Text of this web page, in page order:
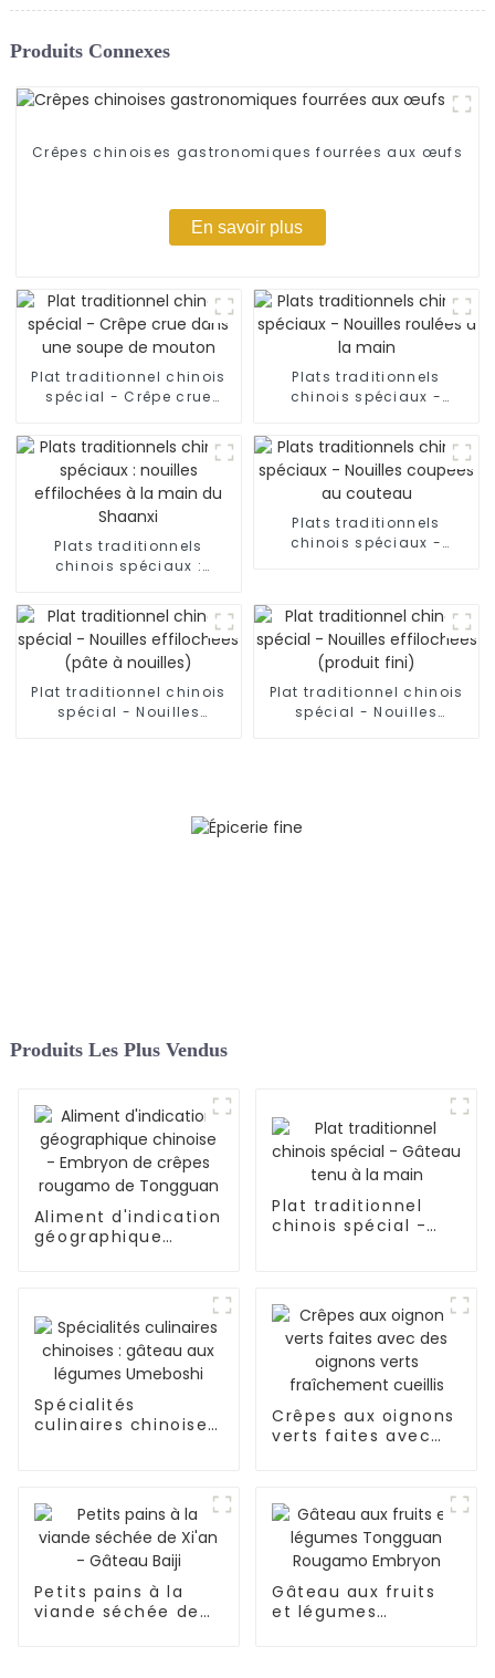
Produits Connexes
Crêpes chinoises gastronomiques fourrées aux œufs
En savoir plus
Plat traditionnel chinois
spécial - Crêpe crue
mouton
Plats traditionnels
chinois spéciaux -
main
Plats traditionnels
chinois spéciaux :
main du Shaanxi
Plats traditionnels
chinois spéciaux -
Plat traditionnel chinois
spécial - Nouilles
Plat traditionnel chinois
spécial - Nouilles
Produits Les Plus Vendus
Aliment d'indication
géographique
Plat traditionnel
chinois spécial -
Spécialités
culinaires chinoises
Crêpes aux oignons
verts faites avec
Petits pains à la
viande séchée de
Gâteau aux fruits
et légumes